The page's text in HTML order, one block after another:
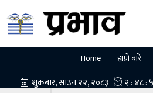
Home हाम्रो बारे